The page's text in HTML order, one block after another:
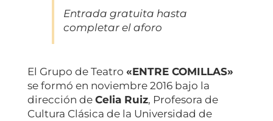
Entrada gratuita hasta
completar el aforo
El Grupo de Teatro «ENTRE COMILLAS»
se formó en noviembre 2016 bajo la
dirección de Celia Ruiz, Profesora de
Cultura Clásica de la Universidad de